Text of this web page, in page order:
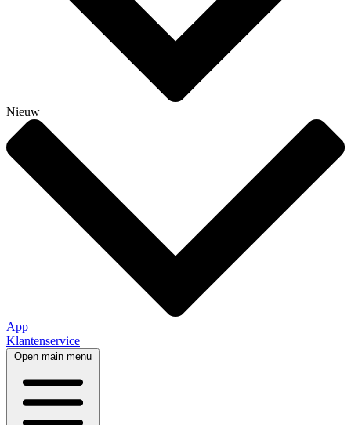
Nieuw
App
Klantenservice
Open main menu